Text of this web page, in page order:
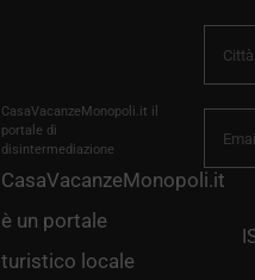
CasaVacanzeMonopoli.it il
portale di
disintermediazione
CasaVacanzeMonopoli.it
è un portale
turistico locale